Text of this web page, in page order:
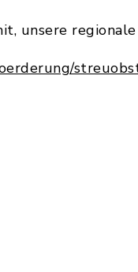
unsere